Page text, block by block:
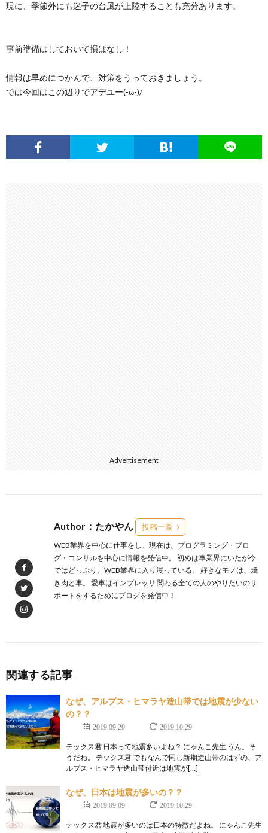
現に、季節外にも迷子の台風が上陸することも充分あります。
事前準備はしておいて損はなし！
情報は早めにつかんで、対策をうっておきましょう。
では今回はこの辺りでアデユー(-ω-)/
Advertisement
Author：たかやん 投稿一覧
WEB業界を中心に仕事をし、現在は、プログラミング・ブロ
グ・コンサルを中心に情報を発信中。 初めは車業界にいたが今
ではどっぷり、WEB業界に入り浸っている。 好きなモノは、焼
き肉と車。 愛車はインプレッサ 関わる全ての人のやりたいのサ
ポートをするためにブログを発信中！
関連する記事
なぜ、アルプス・ヒマラヤ造山帯では地震が少ない
の？？
2019.09.20 2019.10.29
テックス君 日本って地震多いよね？ にゃんこ先生 うん。そ
うだね。 テックス君 でもなんで同じ新期造山帯のはずの、ア
ルプス・ヒマラヤ造山帯付近は地震が[…]
なぜ、日本は地震が多いの？？
2019.09.09 2019.10.29
テックス君 地震が多いのは日本の特徴だよね。 にゃんこ先生